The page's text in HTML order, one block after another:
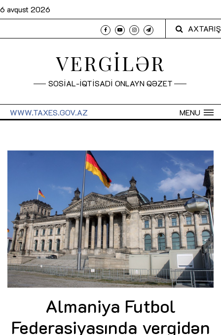
6 avqust 2026
AXTARIŞ
VERGİLƏR
SOSİAL-İQTİSADİ ONLAYN QƏZET
MENU
WWW.TAXES.GOV.AZ
Almaniya Futbol
Federasiyasında vergidən